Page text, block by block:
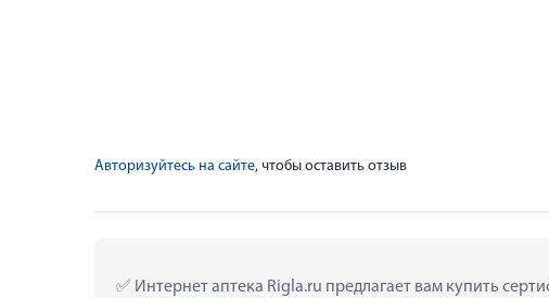
Авторизуйтесь на сайте, чтобы оставить отзыв
Интернет аптека Rigla.ru предлагает вам купить